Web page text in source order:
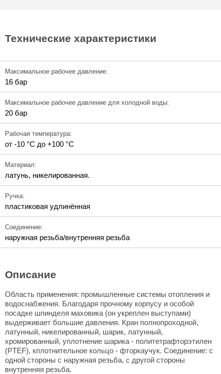
Технические характеристики
Максимальное рабочее давление:
16 бар
Максимальное рабочее давление для холодной воды:
20 бар
Рабочая температура:
от -10 °C до +100 °C
Материал:
латунь, никелированная.
Ручка:
пластиковая удлинённая
Соединение:
наружная резьба/внутренняя резьба
Описание
Область применения: промышленные системы отопления и
водоснабжения. Благодаря прочному корпусу и особой
посадке шпинделя маховика (он укреплен выступами)
выдерживает большие давления. Кран полнопроходной,
латунный, никелированный, шарик, латунный,
хромированный, уплотнение шарика - политетрафторэтилен
(PTEF), кплотнительное кольцо - фторкаучук. Соединение: с
одной стороны с наружная резьба, с другой стороны
внутренняя резьба.